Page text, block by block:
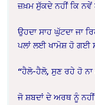
ਜ਼ਖ਼ਮ ਸੁੱਕਦੇ ਨਹੀਂ ਕਿ ਨਵੇਂ
ਉਹਦਾ ਸਾਹ ਘੁੱਟਦਾ ਜਾ
ਪਲਾਂ ਲਈ ਖਾਮੋਸ਼ ਹੋ ਗਈ
“ਹੈਲੋ-ਹੈਲੋ, ਸੁਣ ਰਹੇ ਹੋ
ਜੋ ਸ਼ਬਦਾਂ ਦੇ ਅਰਥ ਨੂੰ